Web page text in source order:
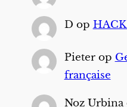
D op
Pieterop
française
Noz Urbina